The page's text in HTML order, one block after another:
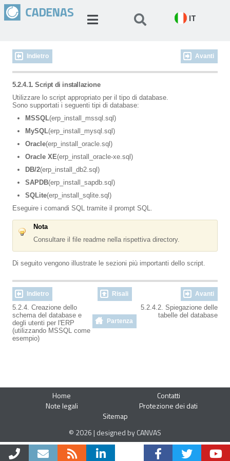
IT
Indietro Avanti
5.2.4.1. Script di installazione
Utilizzare lo script appropriato per il tipo di database.
Sono supportati i seguenti tipi di database:
MSSQL(erp_install_mssql.sql)
MySQL(erp_install_mysql.sql)
Oracle(erp_install_oracle.sql)
Oracle XE(erp_install_oracle-xe.sql)
DB/2(erp_install_db2.sql)
SAPDB(erp_install_sapdb.sql)
SQLite(erp_install_sqlite.sql)
Eseguire i comandi SQL tramite il prompt SQL.
Nota
Consultare il file readme nella rispettiva directory.
Di seguito vengono illustrate le sezioni più importanti dello script.
Indietro Risali Avanti
5.2.4. Creazione dello
schema del database e
degli utenti per l'ERP
(utilizzando MSSQL come
esempio)
Partenza
5.2.4.2. Spiegazione delle
tabelle del database
Home
Contatti
Note legali
Protezione dei dati
Sitemap
© 2026 | designed by CANVAS